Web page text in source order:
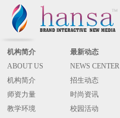
机构简介 最新动态
ABOUT US
NEWS CENTER
机构简介
招生动态
师资力量
时尚资讯
教学环境
校园活动